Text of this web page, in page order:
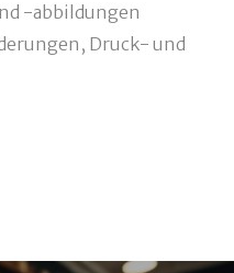
-abbildungen
Druck- und